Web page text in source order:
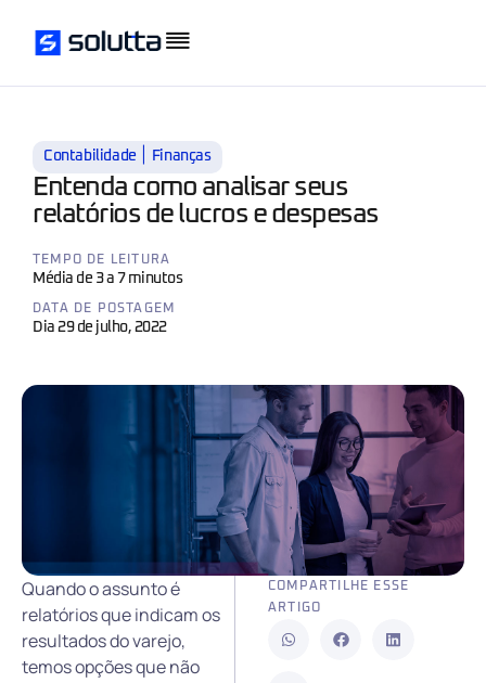
Contabilidade Finanças
Entenda como analisar seus
relatórios de lucros e despesas
TEMPO DE LEITURA
Média de 3 a 7 minutos
DATA DE POSTAGEM
Dia 29 de julho, 2022
Quando o assunto é
relatórios que indicam os
resultados do varejo,
temos opções que não
COMPARTILHE ESSE
ARTIGO